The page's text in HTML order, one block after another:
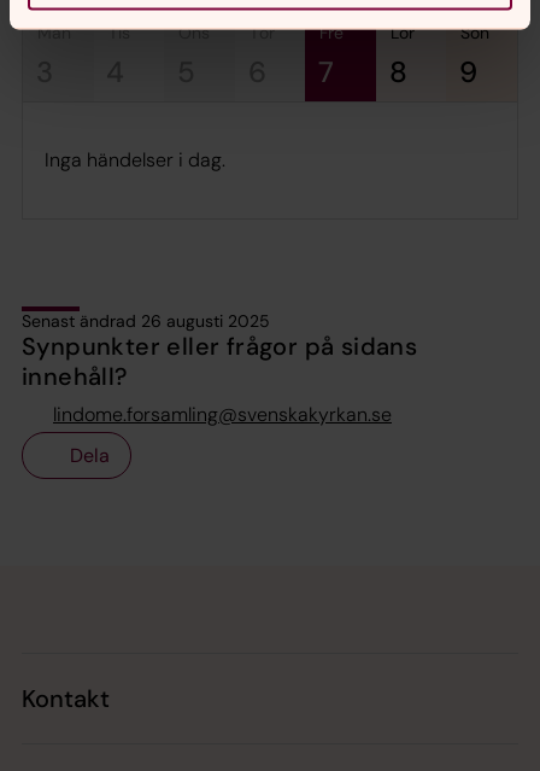
mån tis
4
ons tor fre
7
lör
8
sön
9
Inga händelser i dag.
Senast ändrad 26 augusti 2025
Synpunkter eller frågor på sidans
innehåll?
lindome.forsamling@svenskakyrkan.se
Dela
Kontakt